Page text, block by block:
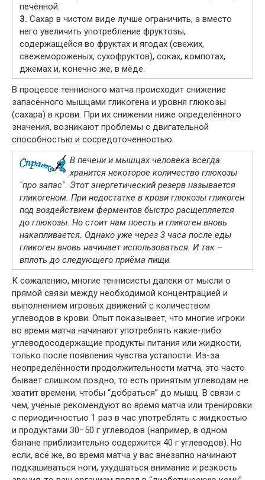
печённой.
3. Сахар в чистом виде лучше ограничить, а вместо
него увеличить употребление фруктозы,
содержащейся во фруктах и ягодах (свежих,
свежемороженых, сухофруктов), соках, компотах,
джемах и, конечно же, в мёде.
В процессе теннисного матча происходит снижение
запасённого мышцами гликогена и уровня глюкозы
(сахара) в крови. При их снижении ниже определённого
значения, возникают проблемы с двигательной
способностью и сосредоточенностью.
В печени и мышцах человека всегда
хранится некоторое количество глюкозы
"про запас". Этот энергетический резерв называется
гликогеном. При недостатке в крови глюкозы гликоген
под воздействием ферментов быстро расщепляется
до глюкозы. Но стоит нам поесть и гликоген вновь
накапливается. Однако уже через 3 часа после еды
гликоген вновь начинает использоваться. И так –
вплоть до следующего приёма пищи.
К сожалению, многие теннисисты далеки от мысли о
прямой связи между необходимой концентрацией и
выполнением игровых движений с количеством
углеводов в крови. Опыт показывает, что многие игроки
во время матча начинают употреблять какие-либо
углеводосодержащие продукты питания или жидкости,
только после появления чувства усталости. Из-за
неопределённости продолжительности матча, это часто
бывает слишком поздно, то есть принятым углеводам не
хватит времени, чтобы “добраться” до мышц. В связи с
чем, учёные рекомендуют во время матча или тренировки
с периодичностью 1 раз в час употреблять с жидкостью
и продуктами 30−50 г углеводов (например, в одном
банане приблизительно содержится 40 г углеводов). Но
если, всё же, во время матча у вас внезапно начинают
подкашиваться ноги, ухудшаться внимание и резкость